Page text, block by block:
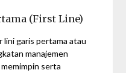
(First Line)
lini garis pertama atau
manajemen
serta